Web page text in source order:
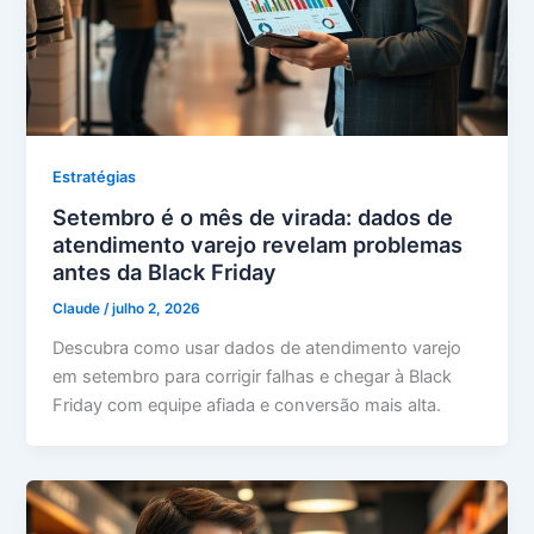
Estratégias
Setembro é o mês de virada: dados de
atendimento varejo revelam problemas
antes da Black Friday
Claude/julho 2, 2026
Descubra como usar dados de atendimento varejo
em setembro para corrigir falhas e chegar à Black
Friday com equipe afiada e conversão mais alta.